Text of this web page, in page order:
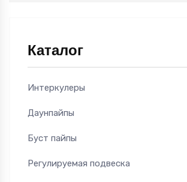
Каталог
Интеркулеры
Даунпайпы
Буст пайпы
Регулируемая подвеска